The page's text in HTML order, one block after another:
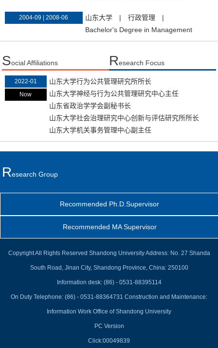
2004-09 | 2008-06 山东大学 | 行政管理
|
Bachelor's Degree in Management
Social Affiliations Research Focus
2022-01
Now
山东大学行为公共管理研究所所长
山东大学神经与行为公共管理研究中心主任
山东省政治学学会副秘书长
山东大学社会治理研究中心创新与评估研究所所长
山东大学机关事务管理中心副主任
REsearch Group
Recommended Ph.D.Supervisor
Recommended MA Supervisor
Copyright All Rights Reserved Shandong University Address: No. 27 Shanda
South Road, Jinan City, Shandong Province, China: 250100
Information desk: (86) - 0531-88395114
On Duty Telephone: (86) - 0531-88364731 Construction and Maintenance:
Information Work Office of Shandong University
PC Version
Click:00049839